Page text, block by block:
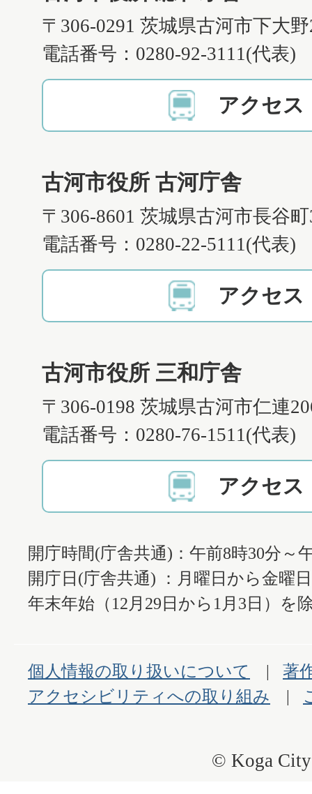
〒306-0291 茨城県古河市下大
電話番号：0280-92-3111(代表)
アクセス
古河市役所 古河庁舎
〒306-8601 茨城県古河市長谷
電話番号：0280-22-5111(代表)
アクセス
古河市役所 三和庁舎
〒306-0198 茨城県古河市仁連
電話番号：0280-76-1511(代表)
アクセス
開庁時間(庁舎共通)：午前8時30分～
開庁日(庁舎共通) ：月曜日から金曜
年末年始（12月29日から1月3日）を
個人情報の取り扱いについて
著
アクセシビリティへの取り組み
© Koga City